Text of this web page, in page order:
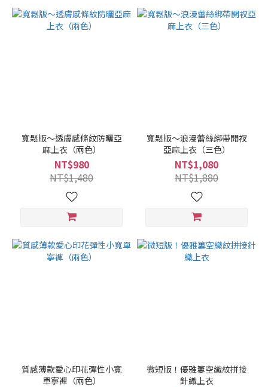
寬鬆版～透膚感條紋防曬亞
麻上衣（兩色）
NT$980
NT$1,480
寬鬆版～浪漫蕾絲綁帶開衩
亞麻上衣（三色）
NT$1,080
NT$1,880
質感薄款愛心印花彈性小寬
單寧褲（兩色）
微短版！優雅簍空織紋拼接
針織上衣